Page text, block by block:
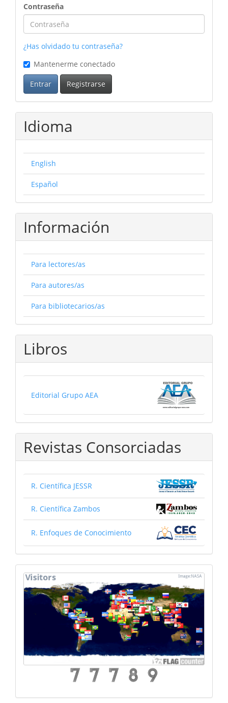
Contraseña
¿Has olvidado tu contraseña?
Mantenerme conectado
Entrar Registrarse
Idioma
English
Español
Información
Para lectores/as
Para autores/as
Para bibliotecarios/as
Libros
Editorial Grupo AEA
Revistas Consorciadas
R. Científica JESSR
R. Científica Zambos
R. Enfoques de Conocimiento
mapa